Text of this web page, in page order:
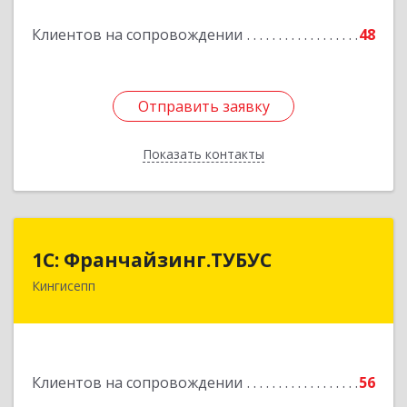
Клиентов на сопровождении 48
Отправить заявку
Показать контакты
Подробнее
Отправить заявку
Назад
1С: Франчайзинг.ТУБУС
Кингисепп
Клиентов на сопровождении 56
1С: Франчайзинг.ТУБУС